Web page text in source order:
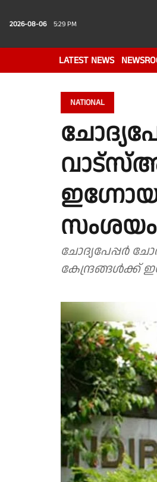
2026-08-06 5:29 PM
LATEST NEWS
NATIONAL
സംശയം
ചോദ്യപേപ്പർ